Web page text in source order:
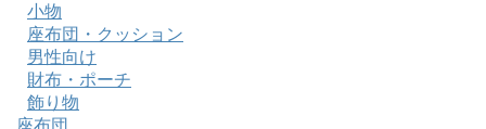
小物
座布団・クッション
男性向け
財布・ポーチ
飾り物
座布団